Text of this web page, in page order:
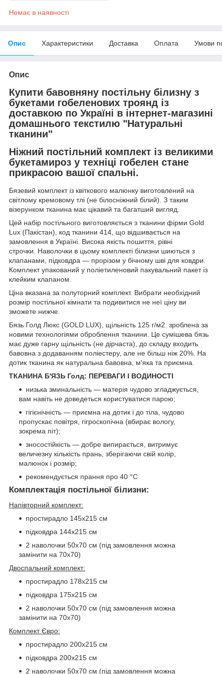
Немає в наявності
Опис Характеристики Доставка Оплата Умови
Опис
Купити бавовняну постільну білизну з
букетами гобеленових троянд із
доставкою по Україні в інтернет-магазині
домашнього текстилю "Натуральні
тканини"
Ніжний постільний комплект із великими
букетамироз у техніці гобелен стане
прикрасою вашої спальні.
Бязевий комплект із квіткового малюнку виготовлений на
світлому кремовому тлі (не білосніжний білий). З таким
візерунком тканина має цікавий та багатший вигляд.
Цей набір постільного виготовляється з тканини фірми Gold
Lux (Пакістан), код тканини 414, що відшивається на
замовлення в Україні. Висока якість пошиття, рівні
строчки. Наволочки в цьому комплекті білизни шиються з
клапанами, підковдра — прорізом у бічному шві для ковдри.
Комплект упакований у поліетиленовий пакувальний пакет із
клейким клапаном.
Ціна вказана за полуторний комплект. Вибрати необхідний
розмір постільної кімнати та подивитися не неї ціну ви
зможете нижче.
Бязь Голд Люкс (GOLD LUX), щільність 125 г/м2. зроблена за
новими технологіями оброблення тканини. Це сумішева бязь
має дуже гарну щільність (не дірчаста), до складу входить
бавовна з додаванням поліестеру, але не більш ніж 20%. На
дотик тканина як натуральна бавовна, м'яка та приємна.
ТКАНИНА Б'ЯЗЬ Голд: ПЕРЕВАГИ І ВОДИНОСТІ
низька зминальність — матерія чудово згладжується,
вам навіть не доведеться користуватися парою;
гігієнічність — приємна на дотик і до тіла, чудово
пропускає повітря, гігроскопічна (вбирає вологу,
зокрема піт);
зносостійкість — добре випирається, витримує
величезну кількість прань, зберігаючи свій колір,
малюнок і розмір;
рекомендується прання про 40 °C
Комплектація постільної білизни:
Напівторний комплект:
простирадло 145х215 см
підковдра 144х215 см
2 наволочки 50х70 см (під замовлення можна
замінити на 70х70)
Двоспальний комплект:
простирадло 178х215 см
підковдра 175х215 см
2 наволочки 50х70 см (під замовлення можна
замінити на 70х70)
Комплект Євро:
простирадло 200х215 см
підковдра 200х215 см
2 наволочки 50х70 см (під замовлення можна